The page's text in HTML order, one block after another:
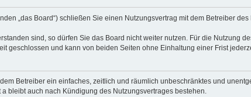
„das Board“) schließen Sie einen Nutzungsvertrag mit dem Betreiber
sind, so dürfen Sie das Board nicht weiter nutzen. Für die Nutzung
geschlossen und kann von beiden Seiten ohne Einhaltung einer Frist
Betreiber ein einfaches, zeitlich und räumlich unbeschränktes und
bleibt auch nach Kündigung des Nutzungsvertrages bestehen.